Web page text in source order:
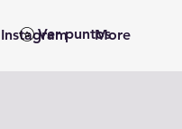
Instagram More
Ver puntos